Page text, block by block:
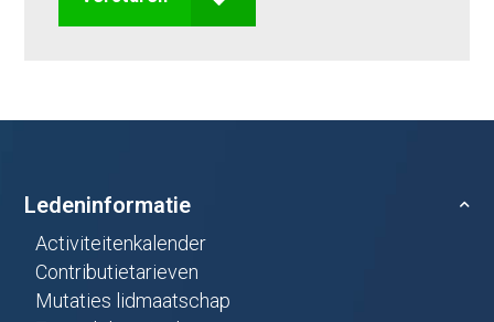
Ledeninformatie
Activiteitenkalender
Contributietarieven
Mutaties lidmaatschap